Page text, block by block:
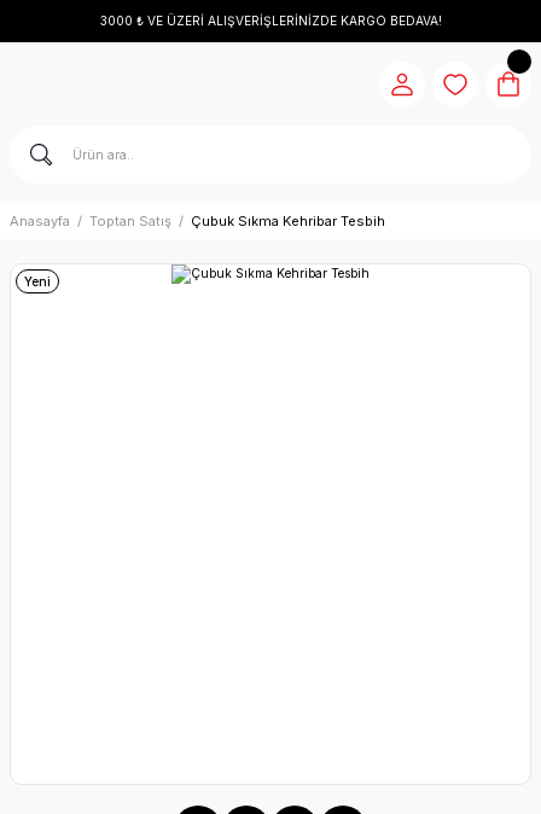
3000 ₺ VE ÜZERİ ALIŞVERİŞLERİNİZDE KARGO BEDAVA!
Anasayfa Toptan Satış Çubuk Sıkma Kehribar Tesbih
Yeni